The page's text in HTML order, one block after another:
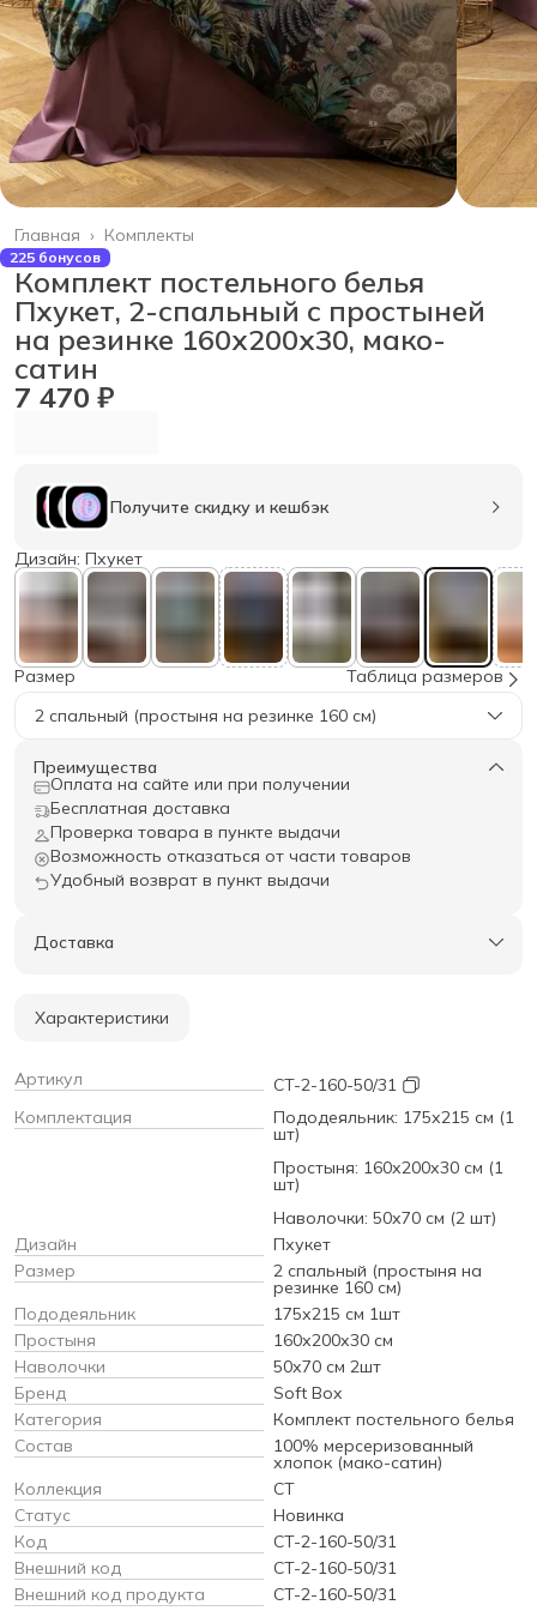
Комплекты
Главная ›
225 бонусов
Комплект постельного белья
Пхукет, 2-спальный с простыней
на резинке 160х200х30, мако-
сатин
7 470 ₽
Получите скидку и кешбэк
Дизайн: Пхукет
Размер
Таблица размеров
2 спальный (простыня на резинке 160 см)
Преимущества
Оплата на сайте или при получении
Бесплатная доставка
Проверка товара в пункте выдачи
Возможность отказаться от части товаров
Удобный возврат в пункт выдачи
Доставка
Характеристики
Артикул
CT-2-160-50/31
Комплектация
Пододеяльник: 175х215 см (1
шт)
Простыня: 160х200х30 см (1
шт)
Наволочки: 50х70 см (2 шт)
Дизайн
Пхукет
Размер
2 спальный (простыня на
резинке 160 см)
Пододеяльник
175х215 см 1шт
Простыня
160х200х30 см
Наволочки
50х70 см 2шт
Бренд
Soft Box
Категория
Комплект постельного белья
Состав
100% мерсеризованный
хлопок (мако-сатин)
Коллекция
CT
Статус
Новинка
Код
CT-2-160-50/31
Внешний код
CT-2-160-50/31
Внешний код продукта
CT-2-160-50/31